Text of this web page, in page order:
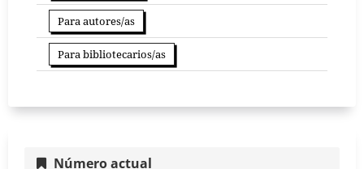
Para autores/as
Para bibliotecarios/as
Número actual